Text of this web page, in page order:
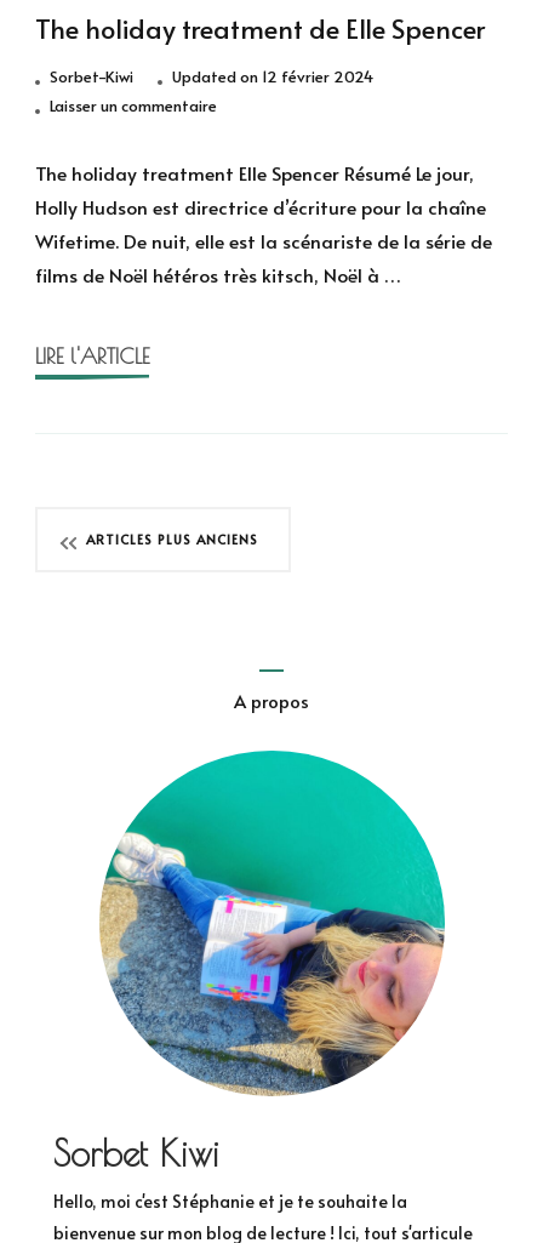
The holiday treatment de Elle Spencer
Sorbet-Kiwi Updated on 12 février 2024
Laisser un commentairesur
treatment
de
Elle
Spencer
The holiday treatment Elle Spencer Résumé Le jour,
Holly Hudson est directrice d’écriture pour la chaîne
Wifetime. De nuit, elle est la scénariste de la série de
films de Noël hétéros très kitsch, Noël à …
LIRE l'ARTICLE
Navigation
ARTICLES PLUS ANCIENS
A propos
Sorbet Kiwi
Hello, moi c'est Stéphanie et je te souhaite la
bienvenue sur mon blog de lecture ! Ici, tout s'articule